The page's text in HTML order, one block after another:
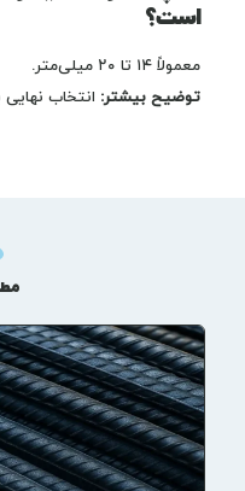
است؟
معمولاً ۱۴ تا ۲۰ میلی‌متر.
توضیح بیشتر: انتخاب